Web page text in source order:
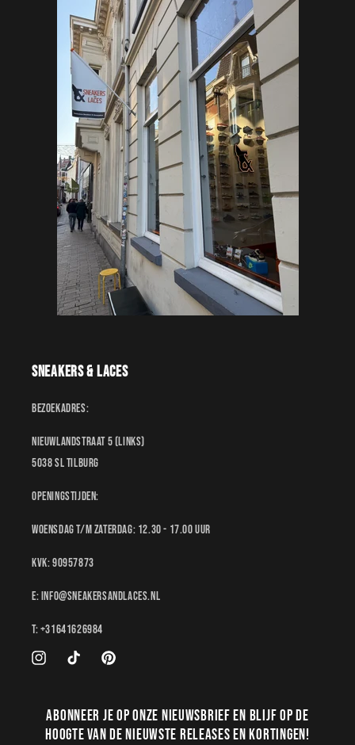
Sneakers & Laces
Bezoekadres:
Nieuwlandstraat 5 (links)
5038 SL Tilburg
Openingstijden:
Woensdag t/m Zaterdag: 12.30 - 17.00 uur
KvK: 90957873
E: Info@sneakersandlaces.nl
T: +31641626984
InstagramTikTok Pinterest
Abonneer je op onze nieuwsbrief en blijf op de
hoogte van de nieuwste releases en kortingen!